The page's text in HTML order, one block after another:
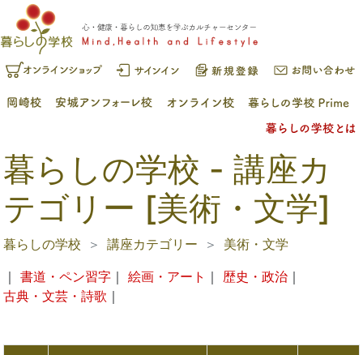
暮らしの学校 - 講座カ
テゴリー [美術・文学]
暮らしの学校 講座カテゴリー
美術・文学
｜ 書道・ペン習字 ｜ 絵画・アート ｜ 歴史・政治 ｜
古典・文芸・詩歌 ｜